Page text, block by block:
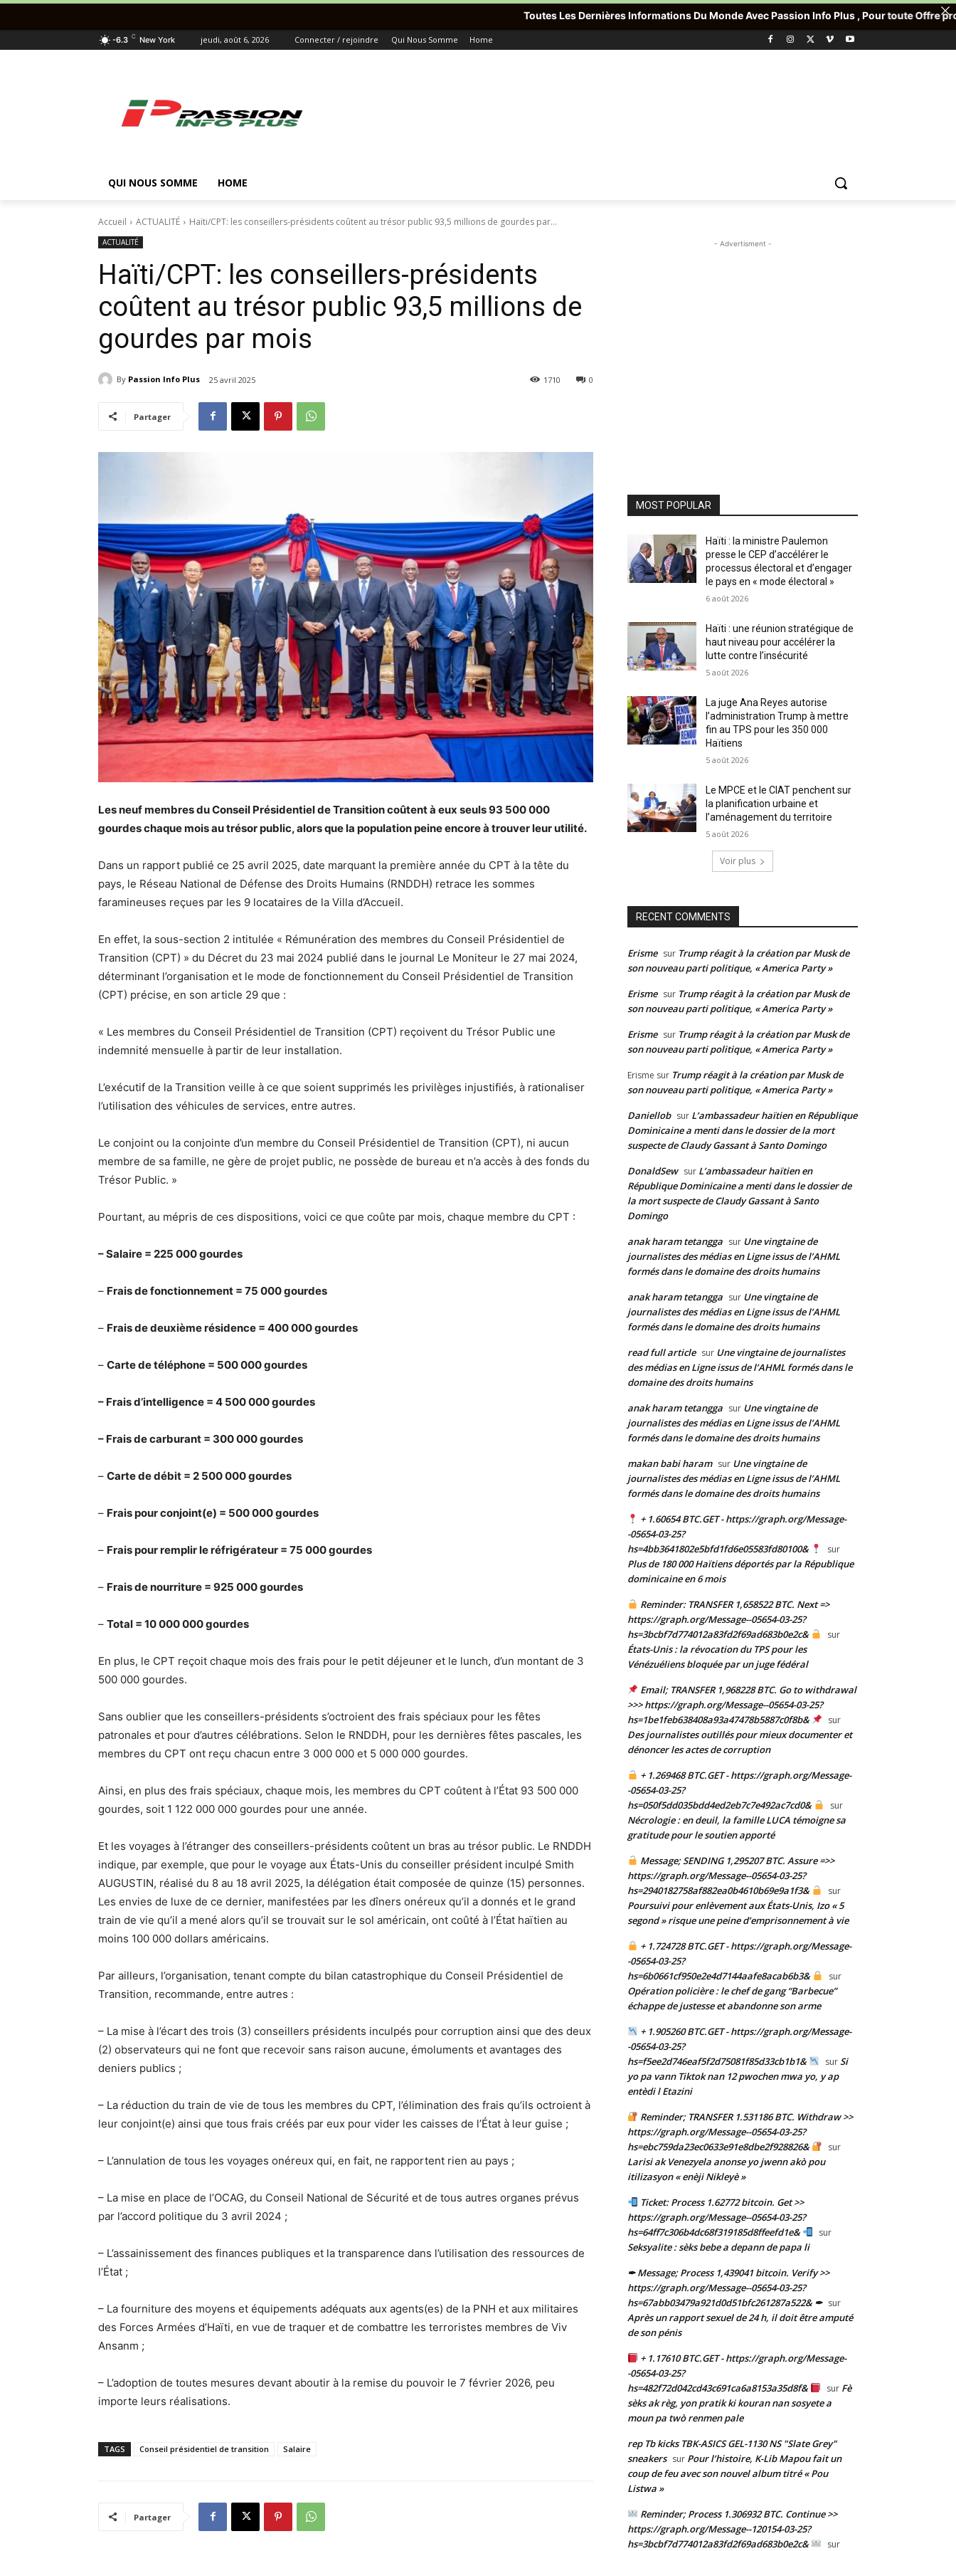
-6.3 C New York jeudi, août 6, 2026 Connecter / rejoindre Qui Nous Somme Home
QUI NOUS SOMME HOME
Accueil ACTUALITÉ Haïti/CPT: les conseillers-présidents coûtent au trésor public 93,5 millions de gourdes par...
ACTUALITÉ
Haïti/CPT: les conseillers-présidents
coûtent au trésor public 93,5 millions de
gourdes par mois
By Passion Info Plus 25 avril 2025 0
1710
Partager
Les neuf membres du Conseil Présidentiel de Transition coûtent à eux seuls 93 500 000
gourdes chaque mois au trésor public, alors que la population peine encore à trouver leur utilité.
Dans un rapport publié ce 25 avril 2025, date marquant la première année du CPT à la tête du
pays, le Réseau National de Défense des Droits Humains (RNDDH) retrace les sommes
faramineuses reçues par les 9 locataires de la Villa d’Accueil.
En effet, la sous-section 2 intitulée « Rémunération des membres du Conseil Présidentiel de
Transition (CPT) » du Décret du 23 mai 2024 publié dans le journal Le Moniteur le 27 mai 2024,
déterminant l’organisation et le mode de fonctionnement du Conseil Présidentiel de Transition
(CPT) précise, en son article 29 que :
« Les membres du Conseil Présidentiel de Transition (CPT) reçoivent du Trésor Public une
indemnité mensuelle à partir de leur installation.
L’exécutif de la Transition veille à ce que soient supprimés les privilèges injustifiés, à rationaliser
l’utilisation des véhicules de services, entre autres.
Le conjoint ou la conjointe d’un membre du Conseil Présidentiel de Transition (CPT), ni aucun
membre de sa famille, ne gère de projet public, ne possède de bureau et n’a accès à des fonds du
Trésor Public. »
Pourtant, au mépris de ces dispositions, voici ce que coûte par mois, chaque membre du CPT :
– Salaire = 225 000 gourdes
– Frais de fonctionnement = 75 000 gourdes
– Frais de deuxième résidence = 400 000 gourdes
– Carte de téléphone = 500 000 gourdes
– Frais d’intelligence = 4 500 000 gourdes
– Frais de carburant = 300 000 gourdes
– Carte de débit = 2 500 000 gourdes
– Frais pour conjoint(e) = 500 000 gourdes
– Frais pour remplir le réfrigérateur = 75 000 gourdes
– Frais de nourriture = 925 000 gourdes
– Total = 10 000 000 gourdes
En plus, le CPT reçoit chaque mois des frais pour le petit déjeuner et le lunch, d’un montant de 3
500 000 gourdes.
Sans oublier que les conseillers-présidents s’octroient des frais spéciaux pour les fêtes
patronales et pour d’autres célébrations. Selon le RNDDH, pour les dernières fêtes pascales, les
membres du CPT ont reçu chacun entre 3 000 000 et 5 000 000 gourdes.
Ainsi, en plus des frais spéciaux, chaque mois, les membres du CPT coûtent à l’État 93 500 000
gourdes, soit 1 122 000 000 gourdes pour une année.
Et les voyages à l’étranger des conseillers-présidents coûtent un bras au trésor public. Le RNDDH
indique, par exemple, que pour le voyage aux États-Unis du conseiller président inculpé Smith
AUGUSTIN, réalisé du 8 au 18 avril 2025, la délégation était composée de quinze (15) personnes.
Les envies de luxe de ce dernier, manifestées par les dîners onéreux qu’il a donnés et le grand
train de vie qu’il a mené alors qu’il se trouvait sur le sol américain, ont coûté à l’État haïtien au
moins 100 000 dollars américains.
Par ailleurs, l’organisation, tenant compte du bilan catastrophique du Conseil Présidentiel de
Transition, recommande, entre autres :
– La mise à l’écart des trois (3) conseillers présidents inculpés pour corruption ainsi que des deux
(2) observateurs qui ne font que recevoir sans raison aucune, émoluments et avantages des
deniers publics ;
– La réduction du train de vie de tous les membres du CPT, l’élimination des frais qu’ils octroient à
leur conjoint(e) ainsi que tous frais créés par eux pour vider les caisses de l’État à leur guise ;
– L’annulation de tous les voyages onéreux qui, en fait, ne rapportent rien au pays ;
– La mise en place de l’OCAG, du Conseil National de Sécurité et de tous autres organes prévus
par l’accord politique du 3 avril 2024 ;
– L’assainissement des finances publiques et la transparence dans l’utilisation des ressources de
l’État ;
– La fourniture des moyens et équipements adéquats aux agents(es) de la PNH et aux militaires
des Forces Armées d’Haïti, en vue de traquer et de combattre les terroristes membres de Viv
Ansanm ;
– L’adoption de toutes mesures devant aboutir à la remise du pouvoir le 7 février 2026, peu
importe leurs réalisations.​​​​​​​​​​​​​​​​
TAGS Conseil présidentiel de transition Salaire
Partager
- Advertisment -
MOST POPULAR
Haïti : la ministre Paulemon
presse le CEP d’accélérer le
processus électoral et d’engager
le pays en « mode électoral »
6 août 2026
Haïti : une réunion stratégique de
haut niveau pour accélérer la
lutte contre l’insécurité
5 août 2026
La juge Ana Reyes autorise
l’administration Trump à mettre
fin au TPS pour les 350 000
Haïtiens
5 août 2026
Le MPCE et le CIAT penchent sur
la planification urbaine et
l’aménagement du territoire
5 août 2026
Voir plus
RECENT COMMENTS
Erisme sur Trump réagit à la création par Musk de
son nouveau parti politique, « America Party »
Erisme sur Trump réagit à la création par Musk de
son nouveau parti politique, « America Party »
Erisme sur Trump réagit à la création par Musk de
son nouveau parti politique, « America Party »
Erisme sur Trump réagit à la création par Musk de
son nouveau parti politique, « America Party »
Daniellob sur L’ambassadeur haïtien en République
Dominicaine a menti dans le dossier de la mort
suspecte de Claudy Gassant à Santo Domingo
DonaldSew sur L’ambassadeur haïtien en
République Dominicaine a menti dans le dossier de
la mort suspecte de Claudy Gassant à Santo
Domingo
anak haram tetangga sur Une vingtaine de
journalistes des médias en Ligne issus de l’AHML
formés dans le domaine des droits humains
anak haram tetangga sur Une vingtaine de
journalistes des médias en Ligne issus de l’AHML
formés dans le domaine des droits humains
read full article sur Une vingtaine de journalistes
des médias en Ligne issus de l’AHML formés dans le
domaine des droits humains
anak haram tetangga sur Une vingtaine de
journalistes des médias en Ligne issus de l’AHML
formés dans le domaine des droits humains
makan babi haram sur Une vingtaine de
journalistes des médias en Ligne issus de l’AHML
formés dans le domaine des droits humains
+ 1.60654 BTC.GET - https://graph.org/Message-
-05654-03-25?
hs=4bb3641802e5bfd1fd6e05583fd80100&
sur
Plus de 180 000 Haïtiens déportés par la République
dominicaine en 6 mois
Reminder: TRANSFER 1,658522 BTC. Next =>
https://graph.org/Message--05654-03-25?
hs=3bcbf7d774012a83fd2f69ad683b0e2c&
sur
États-Unis : la révocation du TPS pour les
Vénézuéliens bloquée par un juge fédéral
Email; TRANSFER 1,968228 BTC. Go to withdrawal
>>> https://graph.org/Message--05654-03-25?
hs=1be1feb638408a93a47478b5887c0f8b&
sur
Des journalistes outillés pour mieux documenter et
dénoncer les actes de corruption
+ 1.269468 BTC.GET - https://graph.org/Message-
-05654-03-25?
hs=050f5dd035bdd4ed2eb7c7e492ac7cd0&
sur
Nécrologie : en deuil, la famille LUCA témoigne sa
gratitude pour le soutien apporté
Message; SENDING 1,295207 BTC. Assure =>>
https://graph.org/Message--05654-03-25?
hs=2940182758af882ea0b4610b69e9a1f3&
sur
Poursuivi pour enlèvement aux États-Unis, Izo « 5
segond » risque une peine d’emprisonnement à vie
+ 1.724728 BTC.GET - https://graph.org/Message-
-05654-03-25?
hs=6b0661cf950e2e4d7144aafe8acab6b3&
sur
Opération policière : le chef de gang “Barbecue”
échappe de justesse et abandonne son arme
+ 1.905260 BTC.GET - https://graph.org/Message-
-05654-03-25?
hs=f5ee2d746eaf5f2d75081f85d33cb1b1&
surSi
yo pa vann Tiktok nan 12 pwochen mwa yo, y ap
entèdi l Etazini
Reminder; TRANSFER 1.531186 BTC. Withdraw >>
https://graph.org/Message--05654-03-25?
hs=ebc759da23ec0633e91e8dbe2f928826&
sur
Larisi ak Venezyela anonse yo jwenn akò pou
itilizasyon « enèji Nikleyè »
Ticket: Process 1.62772 bitcoin. Get >>
https://graph.org/Message--05654-03-25?
hs=64ff7c306b4dc68f319185d8ffeefd1e&
sur
Seksyalite : sèks bebe a depann de papa li
✒ Message; Process 1,439041 bitcoin. Verify >>
https://graph.org/Message--05654-03-25?
hs=67abb03479a921d0d51bfc261287a522& ✒ sur
Après un rapport sexuel de 24 h, il doit être amputé
de son pénis
+ 1.17610 BTC.GET - https://graph.org/Message-
-05654-03-25?
hs=482f72d042cd43c691ca6a8153a35d8f&
sur Fè
sèks ak règ, yon pratik ki kouran nan sosyete a
moun pa twò renmen pale
rep Tb kicks TBK-ASICS GEL-1130 NS "Slate Grey"
sneakers sur Pour l’histoire, K-Lib Mapou fait un
coup de feu avec son nouvel album titré « Pou
Listwa »
Reminder; Process 1.306932 BTC. Continue >>
https://graph.org/Message--120154-03-25?
hs=3bcbf7d774012a83fd2f69ad683b0e2c&
sur
Toutes Les Dernières Informations Du Monde Avec Passion Info Plus , Pour toute Offre promotionnelle